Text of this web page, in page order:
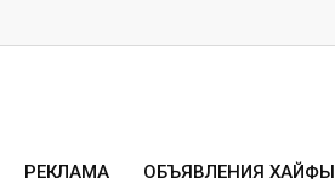
РЕКЛАМА ОБЪЯВЛЕНИЯ ХАЙФЫ